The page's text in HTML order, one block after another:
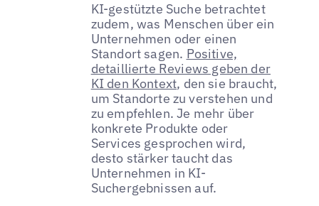
KI-gestützte Suche betrachtet
zudem, was Menschen über ein
Unternehmen oder einen
Standort sagen. Positive,
detaillierte Reviews geben der
KI den Kontext, den sie braucht,
um Standorte zu verstehen und
zu empfehlen. Je mehr über
konkrete Produkte oder
Services gesprochen wird,
desto stärker taucht das
Unternehmen in KI-
Suchergebnissen auf.